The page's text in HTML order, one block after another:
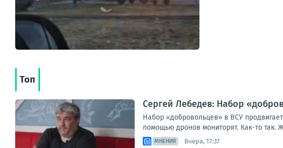
Топ
Сергей Лебедев: Набор
Набор «добровольцев» в ВСУ
помощью дронов мониторят. Как-то так.
МНЕНИЯ Вчера, 17:37